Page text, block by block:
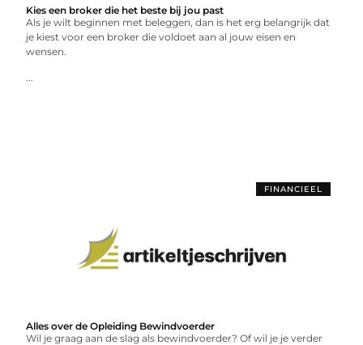
Kies een broker die het beste bij jou past
Als je wilt beginnen met beleggen, dan is het erg belangrijk dat
je kiest voor een broker die voldoet aan al jouw eisen en
wensen.
...
FINANCIEEL
Alles over de Opleiding Bewindvoerder
Wil je graag aan de slag als bewindvoerder? Of wil je je verder